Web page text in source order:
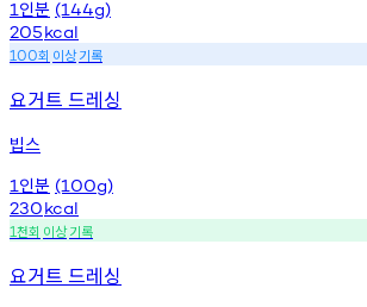
1 인분 (144g)
205kcal
100회 이상기록
요거트 드레싱
빕스
1 인분 (100g)
230kcal
1천회 이상기록
요거트 드레싱